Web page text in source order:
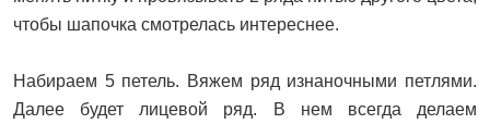
чтобы шапочка смотрелась интереснее.
Набираем 5 петель. Вяжем ряд изнаночными петлями.
Далее будет лицевой ряд. В нем всегда делаем